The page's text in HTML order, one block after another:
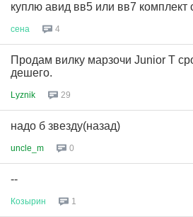
куплю авид вв5 или вв7 комплект
сена 4
Продам вилку марзочи Junior T
дешего.
Lyznik 29
надо б звезду(назад)
uncle_m 0
--
Козырин 1